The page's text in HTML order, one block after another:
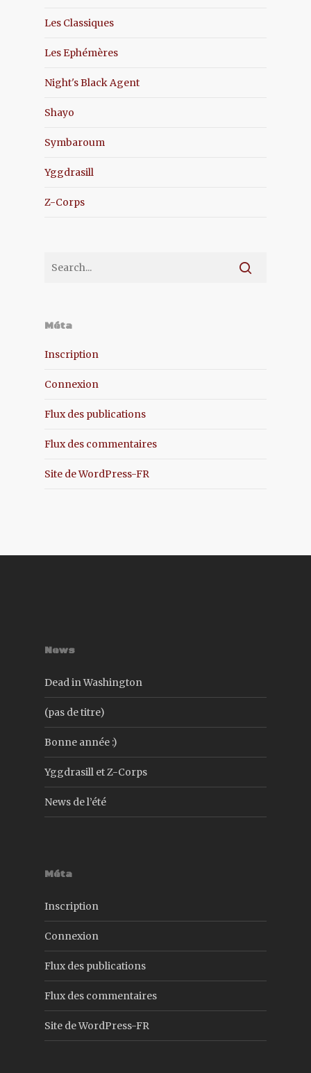
Les Classiques
Les Ephémères
Night's Black Agent
Shayo
Symbaroum
Yggdrasill
Z-Corps
Méta
Inscription
Connexion
Flux des publications
Flux des commentaires
Site de WordPress-FR
News
Dead in Washington
(pas de titre)
Bonne année :)
Yggdrasill et Z-Corps
News de l’été
Méta
Inscription
Connexion
Flux des publications
Flux des commentaires
Site de WordPress-FR